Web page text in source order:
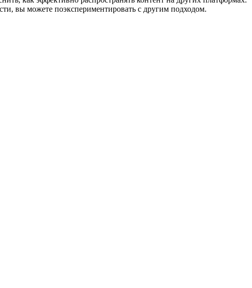
вы можете поэкспериментировать с другим подходом.